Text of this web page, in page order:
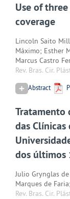
Use of
coverage
Lincoln Saito
Máximo; Esther
Marcus Castro
Rev. Bras. Cir.
Abstract
Tratamento
das
dos últimos
Julio Grynglas
Marques de
Rev. Bras. Cir.